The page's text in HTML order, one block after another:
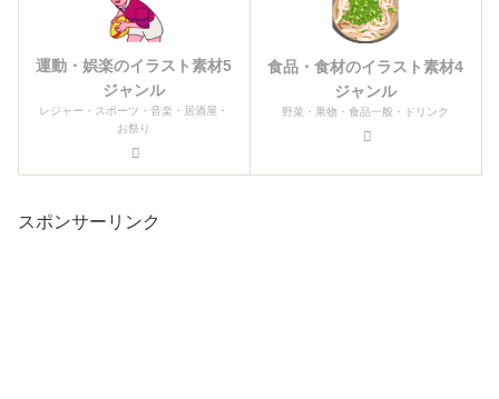
運動・娯楽のイラスト素材5
ジャンル
レジャー・スポーツ・音楽・居酒屋・
お祭り
食品・食材のイラスト素材4
ジャンル
野菜・果物・食品一般・ドリンク
スポンサーリンク